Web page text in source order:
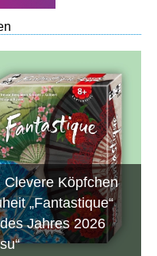
Köpfchen
„Fantastique“
Jahres 2026